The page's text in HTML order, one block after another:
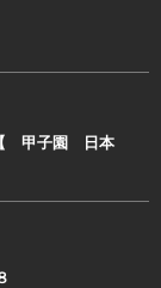
【 甲子園 日本